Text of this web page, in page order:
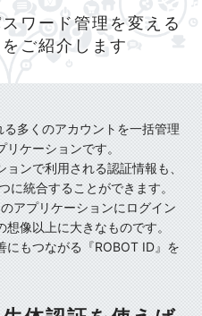
ワード管理を変える
ご紹介します
る多くのアカウントを一括管理
ケーションです。
ンで利用される認証情報も、
に統合することができます。
アプリケーションにログイン
像以上に大きなものです。
にもつながる『ROBOT ID』を